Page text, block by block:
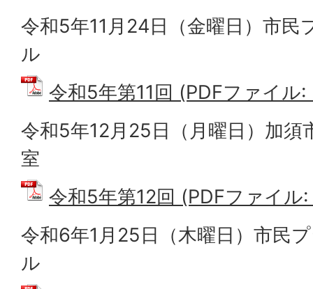
令和5年11月24日（金曜日）市民
ル
令和5年第11回 (PDFファイル
令和5年12月25日（月曜日）加
室
令和5年第12回 (PDFファイル
令和6年1月25日（木曜日）市民
ル